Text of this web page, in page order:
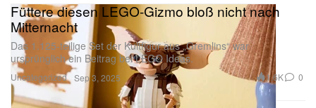
Uncategorized
Füttere diesen LEGO-Gizmo bloß nicht nach
Mitternacht
Das 1.125-teilige Set der Kultfigur aus „Gremlins“ war
ursprünglich ein Beitrag bei LEGO Ideas.
Sep 3, 2025 1.6K 0